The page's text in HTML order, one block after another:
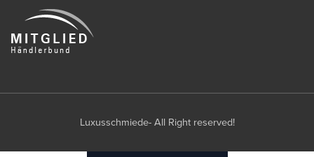
Luxusschmiede- All Right reserved!